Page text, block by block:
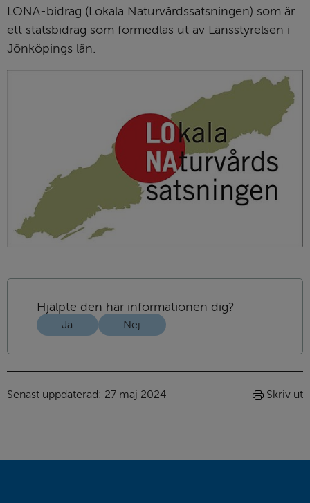
LONA-bidrag (Lokala Naturvårdssatsningen) som är
ett statsbidrag som förmedlas ut av Länsstyrelsen i
Jönköpings län.
Hjälpte den här informationen dig?
Ja Nej
Senast uppdaterad: 27 maj 2024 Skriv ut